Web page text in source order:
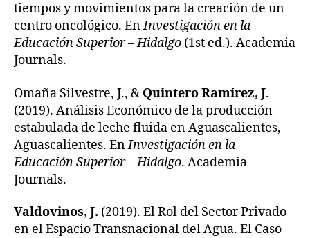
tiempos y movimientos para la creación de un
centro oncológico. EnInvestigación en la
Educación Superior – Hidalgo (1st ed.). Academia
Journals.
Omaña Silvestre, J., &Quintero Ramírez, J.
(2019). Análisis Económico de la producción
estabulada de leche fluida en Aguascalientes,
Aguascalientes. EnInvestigación en la
Educación Superior – Hidalgo. Academia
Journals.
Valdovinos, J. (2019). El Rol del Sector Privado
en el Espacio Transnacional del Agua. El Caso